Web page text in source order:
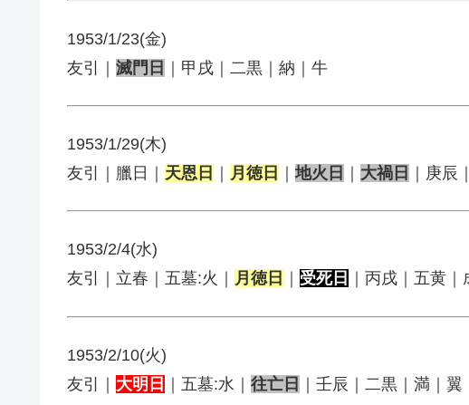
1953/1/23(金)
友引｜ 滅門日 ｜甲戌｜二黒｜納｜牛
1953/1/29(木)
友引｜臘日｜ 天恩日 ｜ 月徳日 ｜地火日 ｜ 大禍日 ｜庚辰
1953/2/4(水)
友引｜立春｜五墓:火｜ 月徳日 受死日 ｜丙戌｜五黄｜
1953/2/10(火)
友引｜ 大明日 ｜五墓:水｜ 往亡日 ｜壬辰｜二黒｜満｜翼